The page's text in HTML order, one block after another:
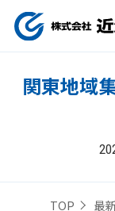
関東地域
TOP 最